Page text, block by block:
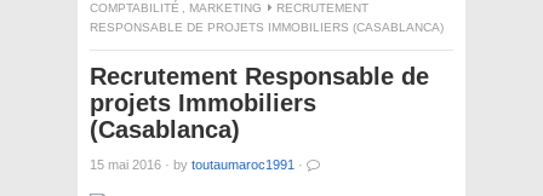
COMPTABILITÉ , MARKETING
RECRUTEMENT
RESPONSABLE DE PROJETS IMMOBILIERS (CASABLANCA)
Recrutement Responsable de
projets Immobiliers
(Casablanca)
15 mai 2016 · by toutaumaroc1991 ·